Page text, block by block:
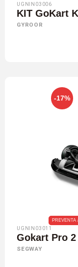
UGNIN03006
KIT GoKart
GYROOR
-17%
UGNIN03011
Gokart Pro 2
SEGWAY